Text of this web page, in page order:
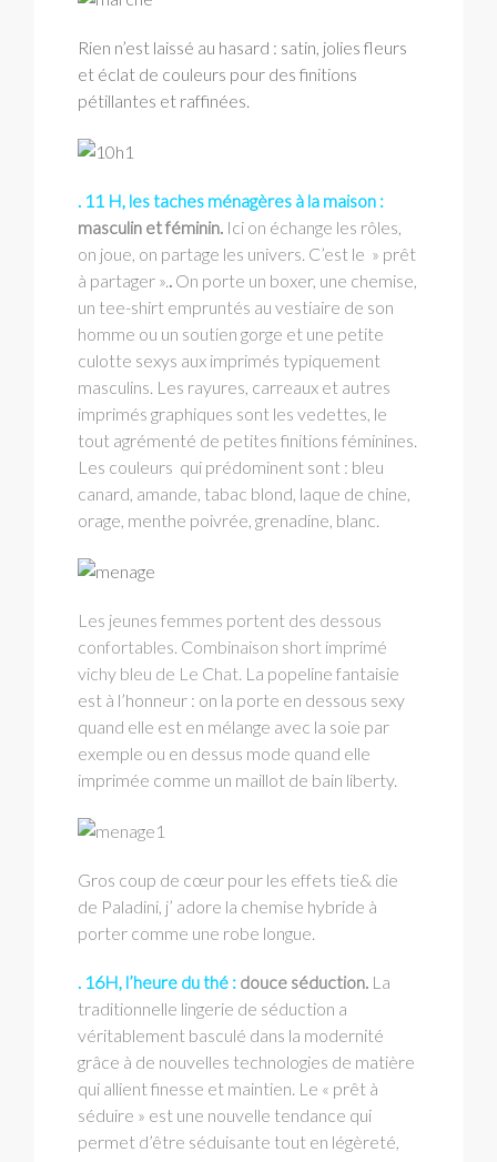
Rien n’est laissé au hasard : satin, jolies fleurs
et éclat de couleurs pour des finitions
pétillantes et raffinées.
. 11 H, les taches ménagères à la maison :
masculin et féminin. Ici on échange les rôles,
on joue, on partage les univers. C’est le » prêt
à partager ».. On porte un boxer, une chemise,
un tee-shirt empruntés au vestiaire de son
homme ou un soutien gorge et une petite
culotte sexys aux imprimés typiquement
masculins. Les rayures, carreaux et autres
imprimés graphiques sont les vedettes, le
tout agrémenté de petites finitions féminines.
Les couleurs qui prédominent sont : bleu
canard, amande, tabac blond, laque de chine,
orage, menthe poivrée, grenadine, blanc.
Les jeunes femmes portent des dessous
confortables. Combinaison short imprimé
vichy bleu de Le Chat. La popeline fantaisie
est à l’honneur : on la porte en dessous sexy
quand elle est en mélange avec la soie par
exemple ou en dessus mode quand elle
imprimée comme un maillot de bain liberty.
Gros coup de cœur pour les effets tie& die
de Paladini, j’ adore la chemise hybride à
porter comme une robe longue.
. 16H, l’heure du thé : douce séduction. La
traditionnelle lingerie de séduction a
véritablement basculé dans la modernité
grâce à de nouvelles technologies de matière
qui allient finesse et maintien. Le « prêt à
séduire » est une nouvelle tendance qui
permet d’être séduisante tout en légèreté,